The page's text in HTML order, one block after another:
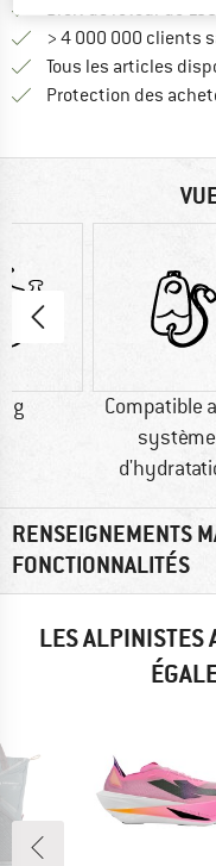
Droit de retour de
> 4 000 000 clients
Tous les articles
Protection des
g
Compatible
système
RENSEIGNEMENTS
FONCTIONNALITÉS
LES ALPINISTES